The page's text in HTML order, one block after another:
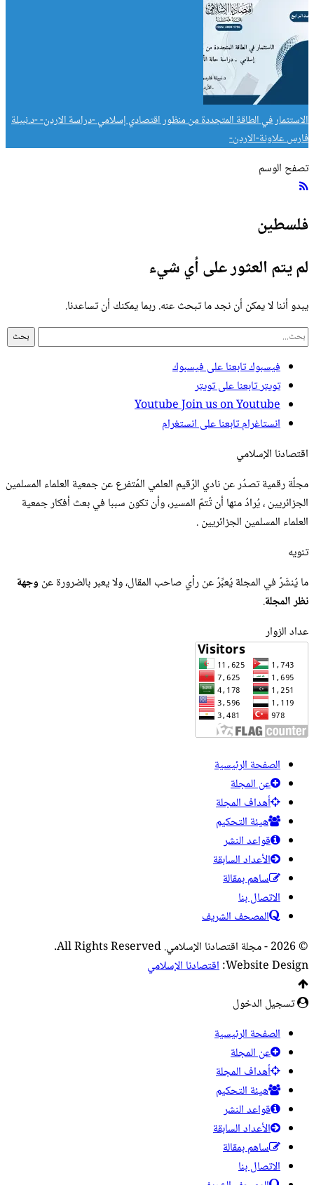
الاستثمار في الطاقة المتجددة من منظور اقتصادي إسلامي -دراسة الاردن- -د.نبيلة
فارس علاونة-الاردن-
تصفح الوسم
فلسطين
لم يتم العثور على أي شيء
يبدو أننا لا يمكن أن نجد ما تبحث عنه. ربما يمكنك أن تساعدنا.
فيسبوكتابعنا على فيسبوك
تويترتابعنا على تويتر
YoutubeJoin us on Youtube
انستاغرامتابعنا على انستغرام
اقتصادنا الإسلامي
مجلّة رقمية تصدُر عن نادي الرّقيم العلمي المُتفرع عن جمعية العلماء المسلمين
الجزائريين ، يُرادُ منها أن تُتمّ المسير، وأن تكون سببا في بعث أفكار جمعية
العلماء المسلمين الجزائريين .
تنويه
ما يُنشَرُ في المجلة يُعبِّرُ عن رأي صاحب المقال، ولا يعبر بالضرورة عن وجهة
نظر المجلة.
عداد الزوار
الصفحة الرئيسية
عن المجلة
أهداف المجلة
هيئة التحكيم
قواعد النشر
الأعداد السابقة
ساهم بمقالة
الاتصال بنا
المصحف الشريف
© 2026 - مجلة اقتصادنا الإسلامي. All Rights Reserved.
Website Design: اقتصادنا الإسلامي
تسجيل الدخول
الصفحة الرئيسية
عن المجلة
أهداف المجلة
هيئة التحكيم
قواعد النشر
الأعداد السابقة
ساهم بمقالة
الاتصال بنا